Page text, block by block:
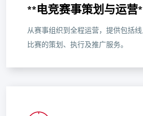
**电竞赛事策划与运营
从赛事组织到全程运营，提供包括
比赛的策划、执行及推广服务。